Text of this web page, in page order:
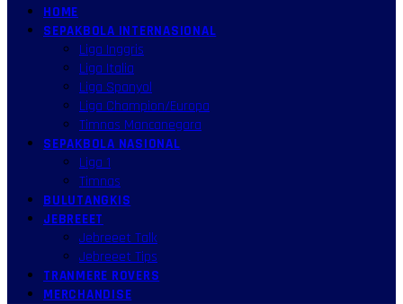
HOME
SEPAKBOLA INTERNASIONAL
Liga Inggris
Liga Italia
Liga Spanyol
Liga Champion/Europa
Timnas Mancanegara
SEPAKBOLA NASIONAL
Liga 1
Timnas
BULUTANGKIS
JEBREEET
Jebreeet Talk
Jebreeet Tips
TRANMERE ROVERS
MERCHANDISE